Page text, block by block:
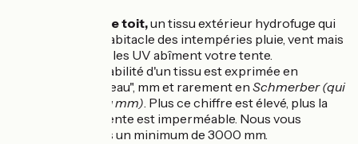
d'un double toit,un tissu extérieur hydrofuge qui
protège l’habitacle des intempéries pluie, vent mais
aussi soleil, les UV abîment votre tente.
L'imperméabilité d'un tissu est exprimée en
"colonne d’eau", mm et rarement en Schmerber (qui
équivaut au mm). Plus ce chiffre est élevé, plus la
toile de la tente est imperméable. Nous vous
conseillons un minimum de 3000 mm.